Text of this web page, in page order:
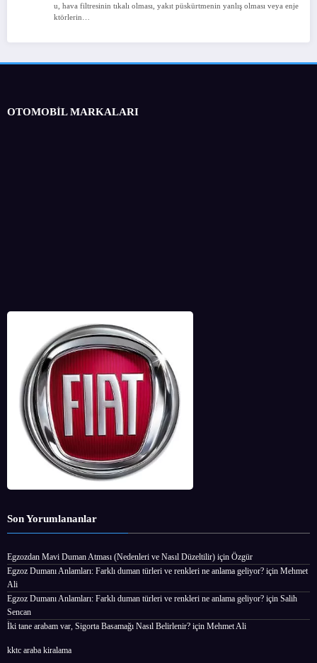
u, hava filtresinin tıkalı olması, yakıt püskürtmenin yanlış olması veya enje
ktörlerin…
OTOMOBİL MARKALARI
Son Yorumlananlar
Egzozdan Mavi Duman Atması (Nedenleri ve Nasıl Düzeltilir) için Özgür
Egzoz Dumanı Anlamları: Farklı duman türleri ve renkleri ne anlama geliyor? için Mehmet
Ali
Egzoz Dumanı Anlamları: Farklı duman türleri ve renkleri ne anlama geliyor? için Salih
Sencan
İki tane arabam var, Sigorta Basamağı Nasıl Belirlenir? için Mehmet Ali
kktc araba kiralama